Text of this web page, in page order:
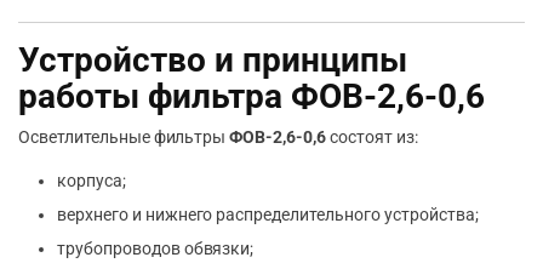
Устройство и принципы
работы фильтра ФОВ-2,6-0,6
Осветлительные фильтрыФОВ-2,6-0,6состоят из:
корпуса;
верхнего и нижнего распределительного устройства;
трубопроводов обвязки;